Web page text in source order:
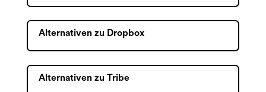
Alternativen zu Dropbox
Alternativen zu Tribe